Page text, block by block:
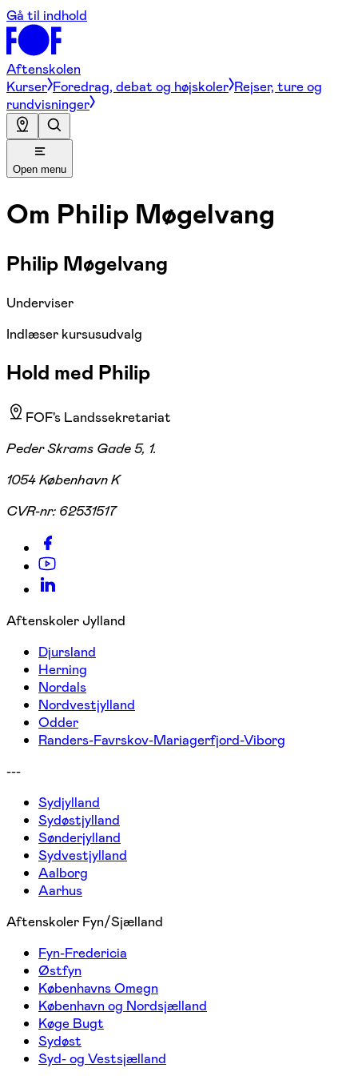
Gå til indhold
Aftenskolen
Kurser Foredrag, debat og højskoler Rejser, ture og
rundvisninger
Open menu
Om Philip Møgelvang
Philip Møgelvang
Underviser
Indlæser kursusudvalg
Hold med Philip
FOF's Landssekretariat
Peder Skrams Gade 5, 1.
1054 København K
CVR-nr: 62531517
Aftenskoler Jylland
Djursland
Herning
Nordals
Nordvestjylland
Odder
Randers-Favrskov-Mariagerfjord-Viborg
---
Sydjylland
Sydøstjylland
Sønderjylland
Sydvestjylland
Aalborg
Aarhus
Aftenskoler Fyn/Sjælland
Fyn-Fredericia
Østfyn
Københavns Omegn
København og Nordsjælland
Køge Bugt
Sydøst
Syd- og Vestsjælland